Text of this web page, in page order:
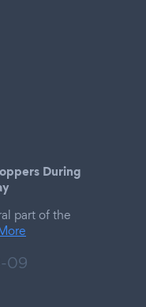
During
part of the
09